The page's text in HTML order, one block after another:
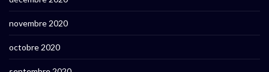
novembre 2020
octobre 2020